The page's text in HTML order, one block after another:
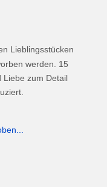
Lieblingsstücken
werden. 15
Liebe zum Detail